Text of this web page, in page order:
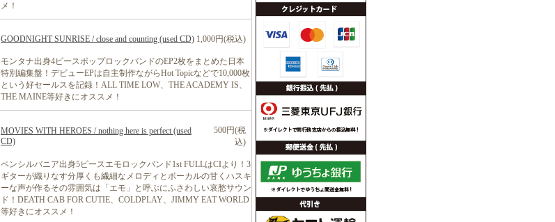
メ！
GOODNIGHT SUNRISE / close and counting (used CD) 1,000円(税込)
モンタナ出身4ピースポップロックバンドのEP2枚をまとめた日本
特別編集盤！デビューEPは自主制作ながらHot Topicなどで10,000枚
という好セールスを記録！ALL TIME LOW、THE ACADEMY IS、
THE MAINE等好きにオススメ！
MOVIES WITH HEROES / nothing here is perfect (used
CD)
500円(税
込)
ペンシルバニア出身5ピースエモロックバンド1st FULLはCIより！3
ギターが織りなす分厚くも繊細なメロディとボーカルの甘くハスキ
ーな声が作るその雰囲気は「エモ」と呼ぶにふさわしい哀愁サウン
ド！DEATH CAB FOR CUTIE、COLDPLAY、JIMMY EAT WORLD
等好きにオススメ！